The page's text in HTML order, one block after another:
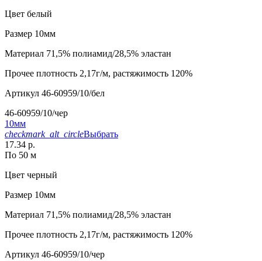
Цвет белый
Размер 10мм
Материал 71,5% полиамид/28,5% эластан
Прочее плотность 2,17г/м, растяжимость 120%
Артикул 46-60959/10/бел
46-60959/10/чер
10мм
checkmark_alt_circleВыбрать
17.34 р.
По 50 м
Цвет черный
Размер 10мм
Материал 71,5% полиамид/28,5% эластан
Прочее плотность 2,17г/м, растяжимость 120%
Артикул 46-60959/10/чер